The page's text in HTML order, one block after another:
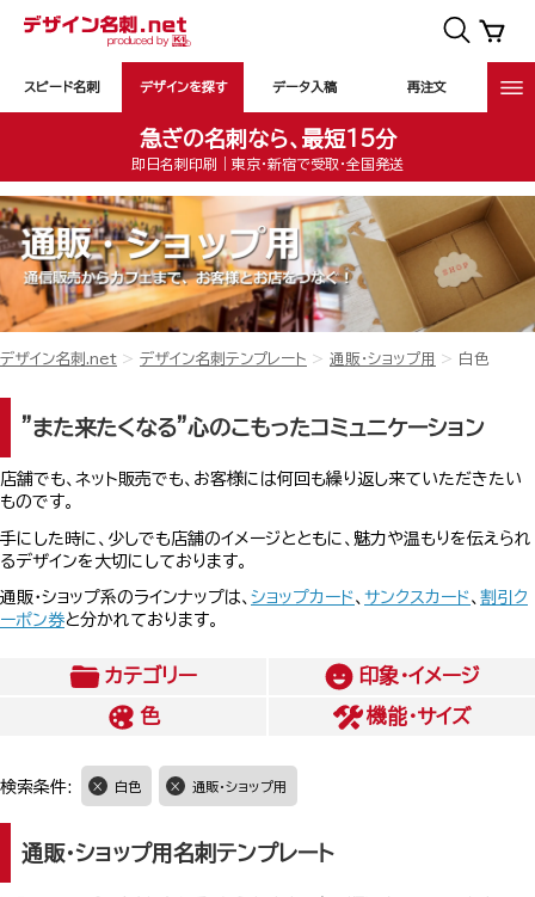
スピード名刺 デザインを探す データ入稿 再注文
急ぎの名刺なら、最短15分
即日名刺印刷｜東京・新宿で受取・全国発送
デザイン名刺.net デザイン名刺テンプレート 通販・ショップ用 白色
”また来たくなる”心のこもったコミュニケーション
店舗でも、ネット販売でも、お客様には何回も繰り返し来ていただきたい
ものです。
手にした時に、少しでも店舗のイメージとともに、魅力や温もりを伝えられ
るデザインを大切にしております。
通販・ショップ系のラインナップは、 ショップカード、 サンクスカード、 割引ク
ーポン券と分かれております。
カテゴリー
印象・イメージ
色
機能・サイズ
検索条件: 白色 通販・ショップ用
通販・ショップ用名刺テンプレート